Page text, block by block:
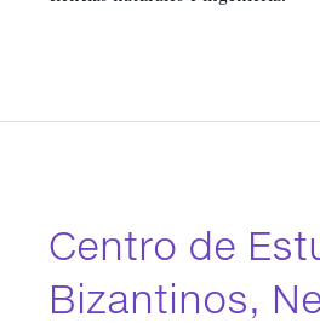
Centro de
Bizantinos,